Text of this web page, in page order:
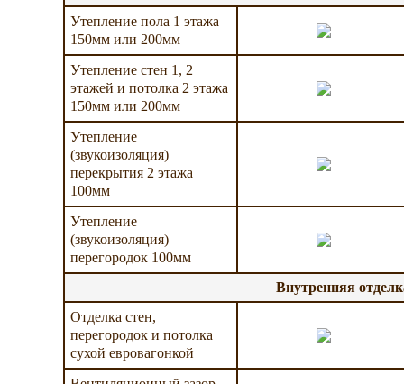
Утепление пола 1 этажа
150мм или 200мм
Утепление стен 1, 2
этажей и потолка 2 этажа
150мм или 200мм
Утепление
(звукоизоляция)
перекрытия 2 этажа
100мм
Утепление
(звукоизоляция)
перегородок 100мм
Внутренняя
Отделка стен,
перегородок и потолка
сухой евровагонкой